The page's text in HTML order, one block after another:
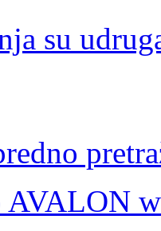
su
AVALON